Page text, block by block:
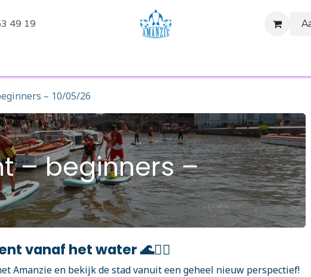
49 19
– 10/05/26
– beginners –
vanaf het water 🌊🏄‍♀️
Amanzie en bekijk de stad vanuit een geheel nieuw perspectief!